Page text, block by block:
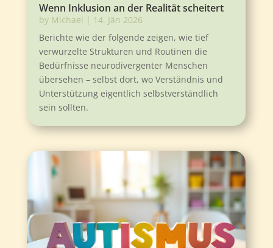
Wenn Inklusion an der Realität scheitert
by Michael | 14. Jän 2026
Berichte wie der folgende zeigen, wie tief
verwurzelte Strukturen und Routinen die
Bedürfnisse neurodivergenter Menschen
übersehen – selbst dort, wo Verständnis und
Unterstützung eigentlich selbstverständlich
sein sollten.